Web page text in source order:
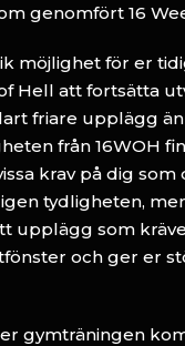
genomfört 16
möjlighet för er
Hell att fortsätta
friare upplägg än
från 16WOH
krav på dig som
tydligheten,
upplägg som
och ger er
gymträningen